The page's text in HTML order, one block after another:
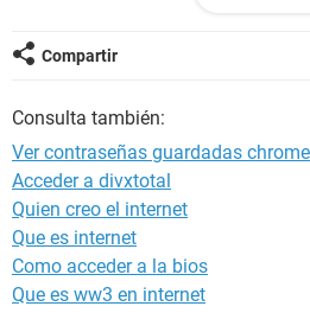
Compartir
Consulta también:
Ver contraseñas guardadas chrome
Acceder a divxtotal
Quien creo el internet
Que es internet
Como acceder a la bios
Que es ww3 en internet